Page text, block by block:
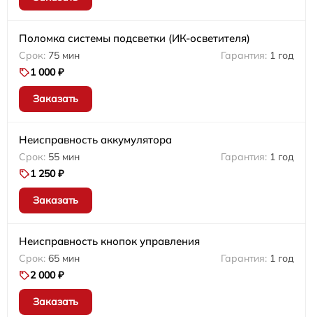
Поломка системы подсветки (ИК-осветителя)
75 мин
1 год
1 000 ₽
Заказать
Неисправность аккумулятора
55 мин
1 год
1 250 ₽
Заказать
Неисправность кнопок управления
65 мин
1 год
2 000 ₽
Заказать